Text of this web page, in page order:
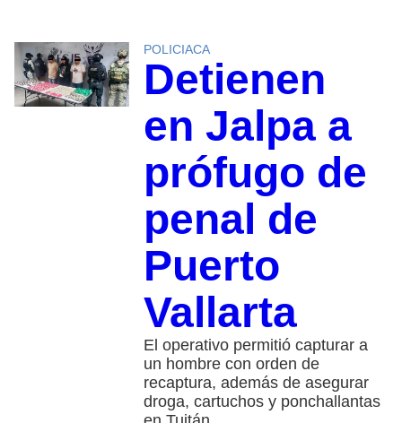
POLICIACA
Detienen
en Jalpa a
prófugo de
penal de
Puerto
Vallarta
El operativo permitió capturar a
un hombre con orden de
recaptura, además de asegurar
droga, cartuchos y ponchallantas